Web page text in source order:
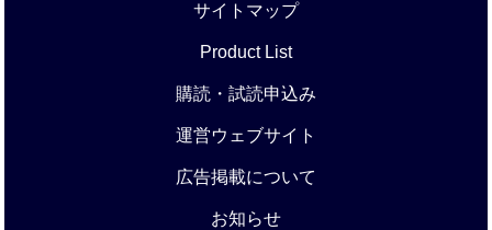
サイトマップ
Product List
購読・試読申込み
運営ウェブサイト
広告掲載について
お知らせ